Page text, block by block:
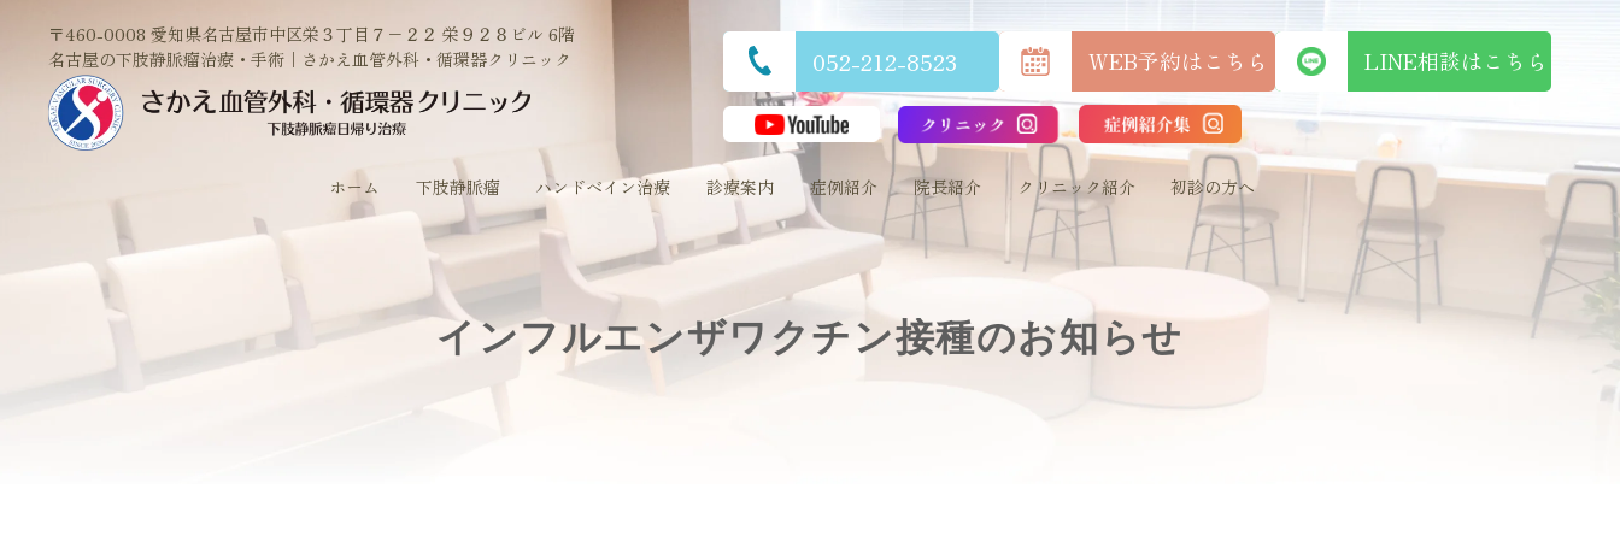
〒460-0008 愛知県名古屋市中区栄３丁目７−２２ 栄９２８ビル 6階
名古屋の下肢静脈瘤治療・手術｜さかえ血管外科・循環器クリニック
052-212-8523 WEB予約はこちら LINE相談はこち
ホーム 下肢静脈瘤 ハンドベイン治療 診療案内 症例紹介 院長紹介 クリニック紹介 初診の方へ
インフルエンザワクチン接種のお知らせ